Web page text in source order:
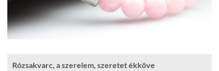
Rózsakvarc, a szerelem, szeretet ékköve